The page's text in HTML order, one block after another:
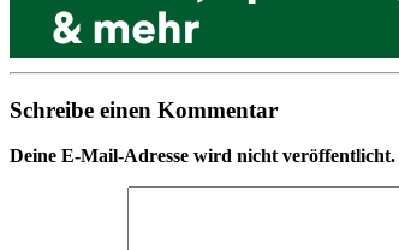
Schreibe einen Kommentar
Deine E-Mail-Adresse wird nicht veröffentlicht.